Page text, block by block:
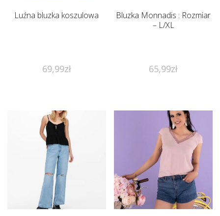
Luźna bluzka koszulowa
69,99zł
Bluzka Monnadis : Rozmiar
– L/XL
65,99zł